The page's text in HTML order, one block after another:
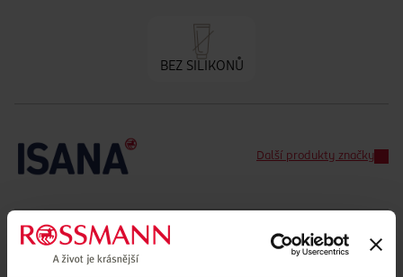
BEZ SILIKONŮ
Další produkty značky
Běžná cena: 51.88 Kč/10 g
EAN00000042450443
Obj. č.:
1222029